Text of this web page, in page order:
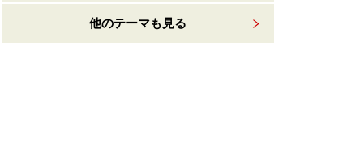
他のテーマも見る